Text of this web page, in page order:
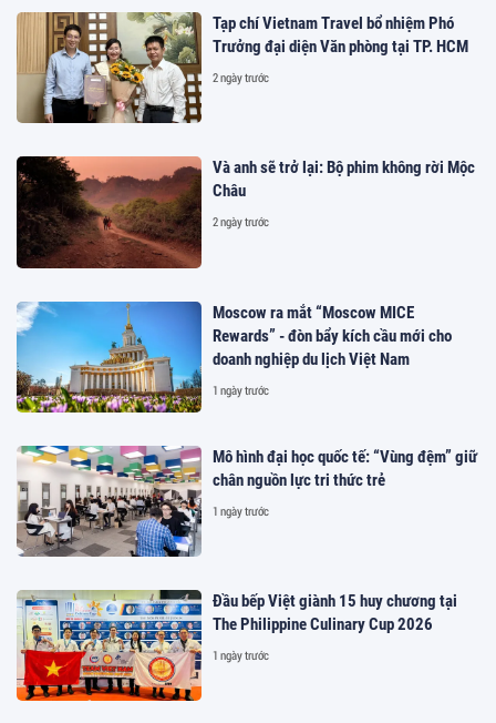
Tạp chí Vietnam Travel bổ nhiệm Phó
Trưởng đại diện Văn phòng tại TP. HCM
2 ngày trước
Và anh sẽ trở lại: Bộ phim không rời Mộc
Châu
2 ngày trước
Moscow ra mắt “Moscow MICE
Rewards” - đòn bẩy kích cầu mới cho
doanh nghiệp du lịch Việt Nam
1 ngày trước
Mô hình đại học quốc tế: “Vùng đệm” giữ
chân nguồn lực tri thức trẻ
1 ngày trước
Đầu bếp Việt giành 15 huy chương tại
The Philippine Culinary Cup 2026
1 ngày trước